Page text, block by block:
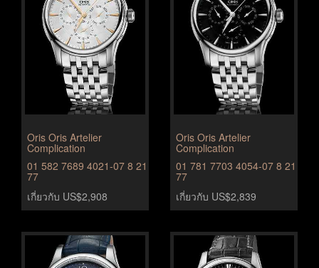
Oris Oris Artelier
Complication
01 582 7689 4021-07 8 21
77
เกี่ยวกับ US$2,908
Oris Oris Artelier
Complication
01 781 7703 4054-07 8 21
77
เกี่ยวกับ US$2,839